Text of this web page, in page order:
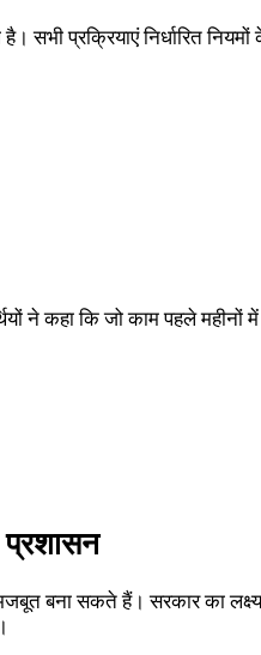
है। सभी प्रक्रियाएं निर्धारित
ने कहा कि जो काम पहले महीनों
बना सकते हैं। सरकार का